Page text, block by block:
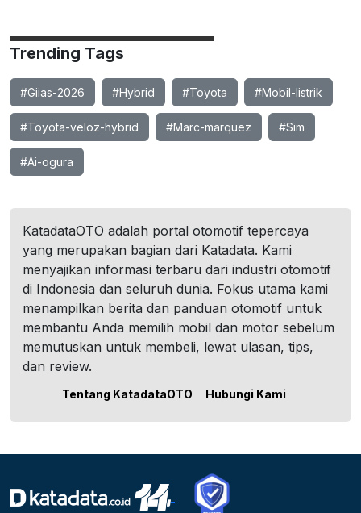
Trending Tags
#Giias-2026 #Hybrid #Toyota #Mobil-listrik
#Toyota-veloz-hybrid #Marc-marquez #Sim
#Ai-ogura
KatadataOTO adalah portal otomotif tepercaya
yang merupakan bagian dari Katadata. Kami
menyajikan informasi terbaru dari industri otomotif
di Indonesia dan seluruh dunia. Fokus utama kami
menampilkan berita dan panduan otomotif untuk
membantu Anda memilih mobil dan motor sebelum
memutuskan untuk membeli, lewat ulasan, tips,
dan review.
Tentang KatadataOTO Hubungi Kami